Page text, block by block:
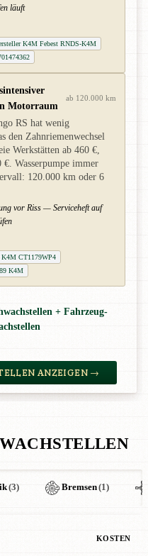
läuft
K4M Febest RNDS-K4M
Motorraum
ab 120.000 km
RS hat wenig
den Zahnriemenwechsel
Werkstätten ab 460 €,
Wasserpumpe immer
120.000 km oder 6
vor Riss — Serviceheft auf
K4M CT1179WP4
K4M
+ Fahrzeug-
ANZEIGEN →
(3) Bremsen(1)
KOSTEN